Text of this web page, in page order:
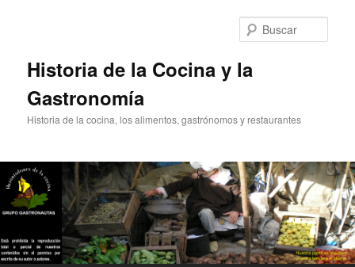
Historia de la Cocina y la
Gastronomía
Historia de la cocina, los alimentos, gastrónomos y restaurantes